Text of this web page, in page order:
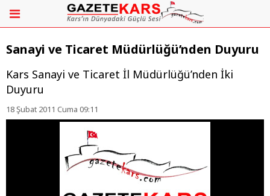
Sanayi ve Ticaret Müdürlüğü’nden Duyuru
Kars Sanayi ve Ticaret İl Müdürlüğü’nden İki
Duyuru
18 Şubat 2011 Cuma 09:11